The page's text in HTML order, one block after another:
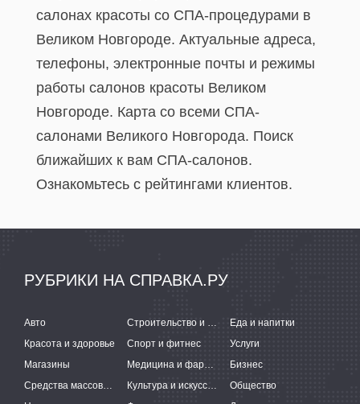
салонах красоты со СПА-процедурами в
Великом Новгороде. Актуальные адреса,
телефоны, электронные почты и режимы
работы салонов красоты Великом
Новгороде. Карта со всеми СПА-
салонами Великого Новгорода. Поиск
ближайших к вам СПА-салонов.
Ознакомьтесь с рейтингами клиентов.
РУБРИКИ НА СПРАВКА.РУ
Авто Строительство и ремонт
Еда и напитки
Красота и здоровье
Спорт и фитнес
Услуги
Магазины
Медицина и фармацевтика
Бизнес
Средства массовой информации
Культура и искусство
Общество